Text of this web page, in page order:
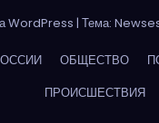
WordPress | Тема:
ОБЩЕСТВО
ПРОИСШЕСТВИЯ